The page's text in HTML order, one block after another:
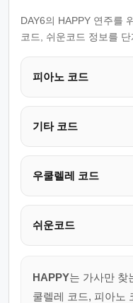
DAY6의 HAPPY 연주를
코드, 쉬운코드 정보를
피아노 코드
기타 코드
우쿨렐레 코드
쉬운코드
HAPPY는 가사만 찾
쿨렐레 코드, 피아노